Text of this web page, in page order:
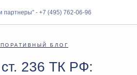
партнеры" - +7 (495) 762-06-96
БЛОГ
236 ТК РФ: